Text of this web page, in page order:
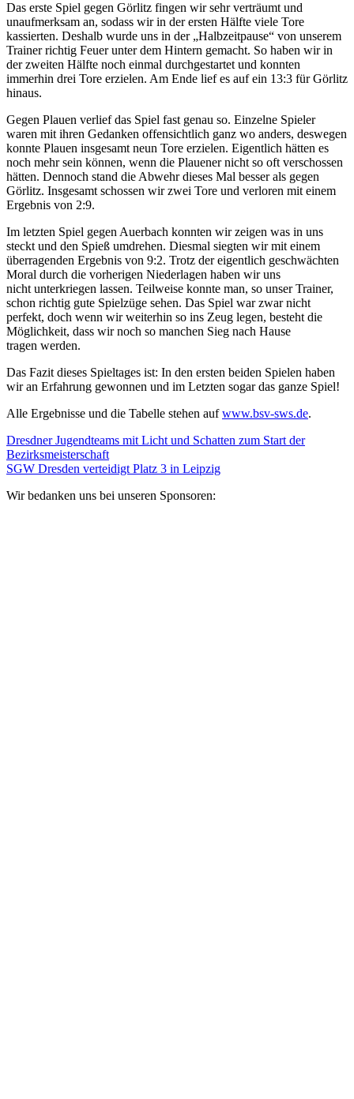
Das erste Spiel gegen Görlitz fingen wir sehr verträumt und
unaufmerksam an, sodass wir in der ersten Hälfte viele Tore
kassierten. Deshalb wurde uns in der „Halbzeitpause“ von unserem
Trainer richtig Feuer unter dem Hintern gemacht. So haben wir in
der zweiten Hälfte noch einmal durchgestartet und konnten
immerhin drei Tore erzielen. Am Ende lief es auf ein 13:3 für Görlitz
hinaus.
Gegen Plauen verlief das Spiel fast genau so. Einzelne Spieler
waren mit ihren Gedanken offensichtlich ganz wo anders, deswegen
konnte Plauen insgesamt neun Tore erzielen. Eigentlich hätten es
noch mehr sein können, wenn die Plauener nicht so oft verschossen
hätten. Dennoch stand die Abwehr dieses Mal besser als gegen
Görlitz. Insgesamt schossen wir zwei Tore und verloren mit einem
Ergebnis von 2:9.
Im letzten Spiel gegen Auerbach konnten wir zeigen was in uns
steckt und den Spieß umdrehen. Diesmal siegten wir mit einem
überragenden Ergebnis von 9:2. Trotz der eigentlich geschwächten
Moral durch die vorherigen Niederlagen haben wir uns
nicht unterkriegen lassen. Teilweise konnte man, so unser Trainer,
schon richtig gute Spielzüge sehen. Das Spiel war zwar nicht
perfekt, doch wenn wir weiterhin so ins Zeug legen, besteht die
Möglichkeit, dass wir noch so manchen Sieg nach Hause
tragen werden.
Das Fazit dieses Spieltages ist: In den ersten beiden Spielen haben
wir an Erfahrung gewonnen und im Letzten sogar das ganze Spiel!
Alle Ergebnisse und die Tabelle stehen aufwww.bsv-sws.de.
Dresdner Jugendteams mit Licht und Schatten zum Start der
Bezirksmeisterschaft
SGW Dresden verteidigt Platz 3 in Leipzig
Wir bedanken uns bei unseren Sponsoren: